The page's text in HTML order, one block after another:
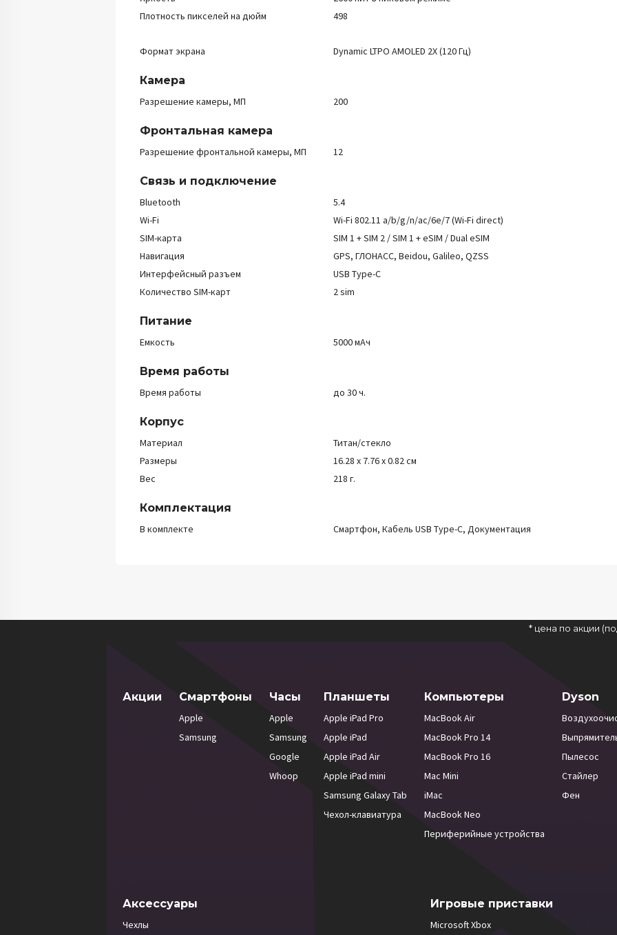
Плотность пикселей на дюйм
498
Формат экрана Dynamic LTPO AMOLED 2X (120 Гц)
Камера
Разрешение камеры, МП 200
Фронтальная камера
Разрешение фронтальной камеры, МП 12
Связь и подключение
Bluetooth
5.4
Wi-Fi
Wi-Fi 802.11 a/b/g/n/ac/6e/7 (Wi-Fi direct)
SIM-карта
SIM 1 + SIM 2 / SIM 1 + eSIM / Dual eSIM
Навигация
GPS, ГЛОНАСС, Beidou, Galileo, QZSS
Интерфейсный разъем
USB Type-C
Количество SIM-карт
2 sim
Питание
Емкость 5000 мАч
Время работы
Время работы до 30 ч.
Корпус
Материал
Титан/стекло
Размеры
16.28 x 7.76 x 0.82 см
Вес
218 г.
Комплектация
В комплекте Смартфон, Кабель USB Type-C, Документация
* цена по акции
Акции Смартфоны
Apple
Samsung
Часы
Apple
Samsung
Google
Whoop
Планшеты
Apple iPad Pro
Apple iPad
Apple iPad Air
Apple iPad mini
Samsung Galaxy Tab
Чехол-клавиатура
Компьютеры
MacBook Air
MacBook Pro 14
MacBook Pro 16
Mac Mini
iMac
MacBook Neo
Периферийные устройства
Dyson
Пылесос
Стайлер
Фен
Аксессуары
Чехлы
Игровые приставки
Microsoft Xbox